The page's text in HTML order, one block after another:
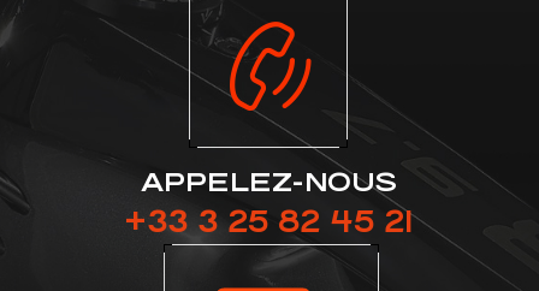
APPELEZ-NOUS
+33 3 25 82 45 21